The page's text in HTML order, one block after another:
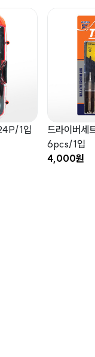
1입
드라이버세
6pcs/1입
4,000원